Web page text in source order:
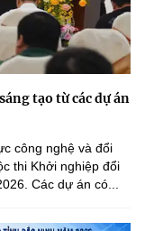
Nghệ
lại thông tin từ
tạo từ các dự án
công nghệ và đổi
thi Khởi nghiệp đổi
Các dự án có...